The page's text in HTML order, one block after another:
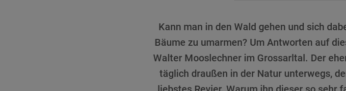
Kann man in den Wald gehen und sich
Bäume zu umarmen? Um Antworten auf
Walter Mooslechner im Grossarltal. Der
täglich draußen in der Natur unterwegs,